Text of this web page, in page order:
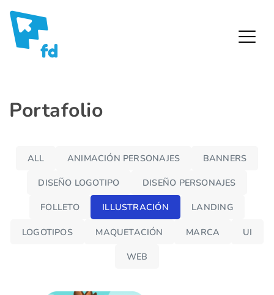
SkipPortafolio
ALL ANIMACIÓN PERSONAJES BANNERS
DISEÑO LOGOTIPO DISEÑO PERSONAJES
FOLLETO ILLUSTRACIÓN LANDING
LOGOTIPOS MAQUETACIÓN MARCA UI
WEB